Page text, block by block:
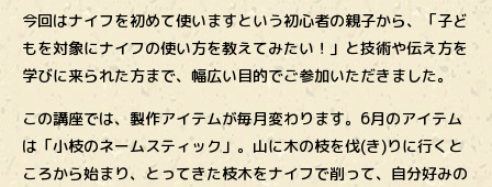
今回はナイフを初めて使いますという初心者の親子から、「子ど
もを対象にナイフの使い方を教えてみたい！」と技術や伝え方を
学びに来られた方まで、幅広い目的でご参加いただきました。
この講座では、製作アイテムが毎月変わります。6月のアイテム
は「小枝のネームスティック」。山に木の枝を伐(き)りに行くと
ころから始まり、とってきた枝木をナイフで削って、自分好みの